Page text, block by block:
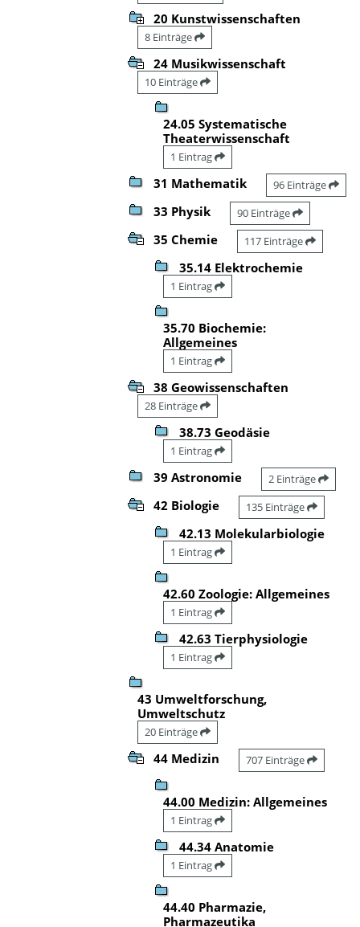
20 Kunstwissenschaften
8 Einträge
24 Musikwissenschaft
10 Einträge
24.05 Systematische
Theaterwissenschaft
1 Eintrag
31 Mathematik 96 Einträge
33 Physik 90 Einträge
35 Chemie 117 Einträge
35.14 Elektrochemie
1 Eintrag
35.70 Biochemie:
Allgemeines
1 Eintrag
38 Geowissenschaften
28 Einträge
38.73 Geodäsie
1 Eintrag
39 Astronomie 2 Einträge
42 Biologie 135 Einträge
42.13 Molekularbiologie
1 Eintrag
42.60 Zoologie: Allgemeines
1 Eintrag
42.63 Tierphysiologie
1 Eintrag
43 Umweltforschung,
Umweltschutz
20 Einträge
44 Medizin 707 Einträge
44.00 Medizin: Allgemeines
1 Eintrag
44.34 Anatomie
1 Eintrag
44.40 Pharmazie,
Pharmazeutika